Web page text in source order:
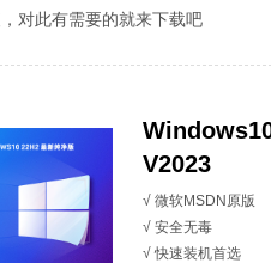
对此有需要的就来下载吧
V2023
√ 微软MSDN原版
√ 安全无毒
√ 快速装机首选